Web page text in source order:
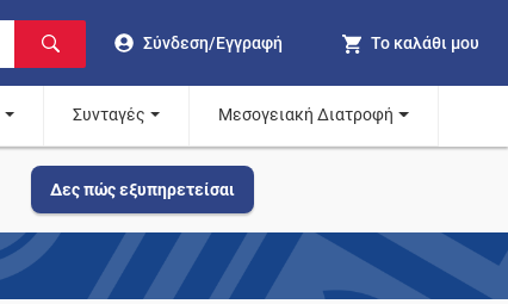
Σύνδεση/Εγγραφή Το καλάθι μου
Συνταγές Μεσογειακή Διατροφή
Δες πώς εξυπηρετείσαι